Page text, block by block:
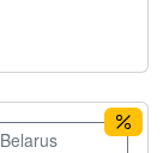
Belarus